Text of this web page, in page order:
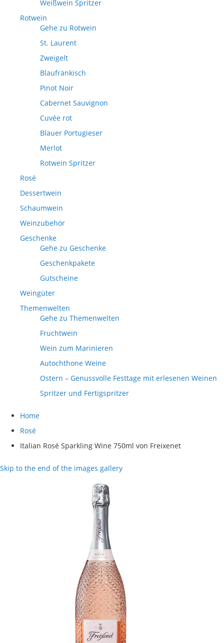
Weißwein Spritzer
Rotwein
Gehe zu Rotwein
St. Laurent
Zweigelt
Blaufränkisch
Pinot Noir
Cabernet Sauvignon
Cuvée rot
Blauer Portugieser
Merlot
Rotwein Spritzer
Rosé
Dessertwein
Schaumwein
Weinzubehör
Geschenke
Gehe zu Geschenke
Geschenkpakete
Gutscheine
Weingüter
Themenwelten
Gehe zu Themenwelten
Fruchtwein
Wein zum Marinieren
Autochthone Weine
Ostern – Genussvolle Festtage mit erlesenen Weinen
Spritzer und Fertigspritzer
Home
Rosé
Italian Rosé Sparkling Wine 750ml von Freixenet
Skip to the end of the images gallery